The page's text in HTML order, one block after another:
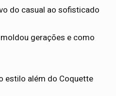
do casual ao sofisticado
gerações e como
estilo além do Coquette